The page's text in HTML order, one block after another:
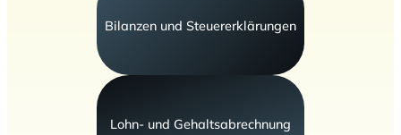
Bilanzen und Steuererklärungen
Lohn- und Gehaltsabrechnung